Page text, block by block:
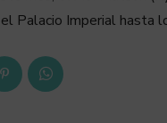
Palacio Imperial hasta